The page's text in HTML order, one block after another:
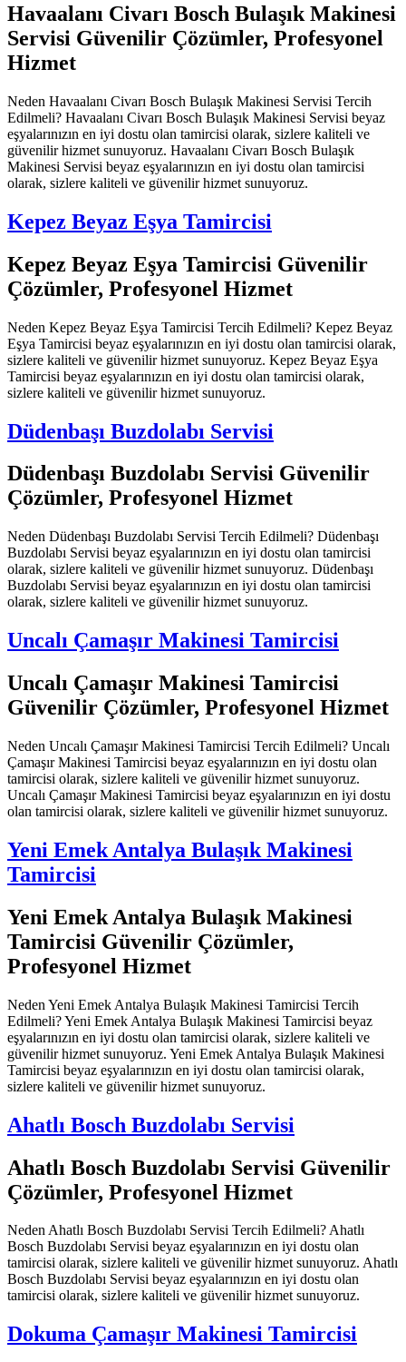
Havaalanı Civarı Bosch Bulaşık Makinesi
Servisi Güvenilir Çözümler, Profesyonel
Hizmet
Neden Havaalanı Civarı Bosch Bulaşık Makinesi Servisi Tercih
Edilmeli? Havaalanı Civarı Bosch Bulaşık Makinesi Servisi beyaz
eşyalarınızın en iyi dostu olan tamircisi olarak, sizlere kaliteli ve
güvenilir hizmet sunuyoruz. Havaalanı Civarı Bosch Bulaşık
Makinesi Servisi beyaz eşyalarınızın en iyi dostu olan tamircisi
olarak, sizlere kaliteli ve güvenilir hizmet sunuyoruz.
Kepez Beyaz Eşya Tamircisi
Kepez Beyaz Eşya Tamircisi Güvenilir
Çözümler, Profesyonel Hizmet
Neden Kepez Beyaz Eşya Tamircisi Tercih Edilmeli? Kepez Beyaz
Eşya Tamircisi beyaz eşyalarınızın en iyi dostu olan tamircisi olarak,
sizlere kaliteli ve güvenilir hizmet sunuyoruz. Kepez Beyaz Eşya
Tamircisi beyaz eşyalarınızın en iyi dostu olan tamircisi olarak,
sizlere kaliteli ve güvenilir hizmet sunuyoruz.
Düdenbaşı Buzdolabı Servisi
Düdenbaşı Buzdolabı Servisi Güvenilir
Çözümler, Profesyonel Hizmet
Neden Düdenbaşı Buzdolabı Servisi Tercih Edilmeli? Düdenbaşı
Buzdolabı Servisi beyaz eşyalarınızın en iyi dostu olan tamircisi
olarak, sizlere kaliteli ve güvenilir hizmet sunuyoruz. Düdenbaşı
Buzdolabı Servisi beyaz eşyalarınızın en iyi dostu olan tamircisi
olarak, sizlere kaliteli ve güvenilir hizmet sunuyoruz.
Uncalı Çamaşır Makinesi Tamircisi
Uncalı Çamaşır Makinesi Tamircisi
Güvenilir Çözümler, Profesyonel Hizmet
Neden Uncalı Çamaşır Makinesi Tamircisi Tercih Edilmeli? Uncalı
Çamaşır Makinesi Tamircisi beyaz eşyalarınızın en iyi dostu olan
tamircisi olarak, sizlere kaliteli ve güvenilir hizmet sunuyoruz.
Uncalı Çamaşır Makinesi Tamircisi beyaz eşyalarınızın en iyi dostu
olan tamircisi olarak, sizlere kaliteli ve güvenilir hizmet sunuyoruz.
Yeni Emek Antalya Bulaşık Makinesi
Tamircisi
Yeni Emek Antalya Bulaşık Makinesi
Tamircisi Güvenilir Çözümler,
Profesyonel Hizmet
Neden Yeni Emek Antalya Bulaşık Makinesi Tamircisi Tercih
Edilmeli? Yeni Emek Antalya Bulaşık Makinesi Tamircisi beyaz
eşyalarınızın en iyi dostu olan tamircisi olarak, sizlere kaliteli ve
güvenilir hizmet sunuyoruz. Yeni Emek Antalya Bulaşık Makinesi
Tamircisi beyaz eşyalarınızın en iyi dostu olan tamircisi olarak,
sizlere kaliteli ve güvenilir hizmet sunuyoruz.
Ahatlı Bosch Buzdolabı Servisi
Ahatlı Bosch Buzdolabı Servisi Güvenilir
Çözümler, Profesyonel Hizmet
Neden Ahatlı Bosch Buzdolabı Servisi Tercih Edilmeli? Ahatlı
Bosch Buzdolabı Servisi beyaz eşyalarınızın en iyi dostu olan
tamircisi olarak, sizlere kaliteli ve güvenilir hizmet sunuyoruz. Ahatlı
Bosch Buzdolabı Servisi beyaz eşyalarınızın en iyi dostu olan
tamircisi olarak, sizlere kaliteli ve güvenilir hizmet sunuyoruz.
Dokuma Çamaşır Makinesi Tamircisi